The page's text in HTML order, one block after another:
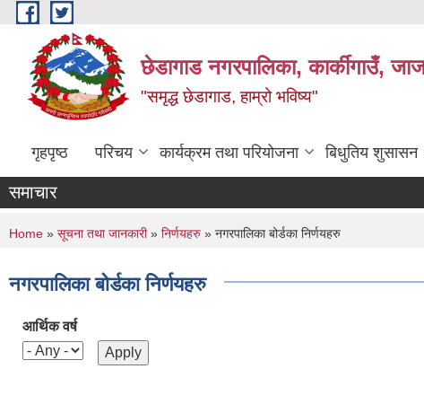
Skip to main content
छेडागाड नगरपालिका, कार्कीगाउँ,
"समृद्ध छेडागाड, हाम्रो भविष्य"
गृहपृष्ठ परिचय कार्यक्रम तथा परियोजना बिधुतिय शुसासन
समाचार
You are here
Home » सूचना तथा जानकारी» निर्णयहरु » नगरपालिका बोर्डका निर्णयहरु
नगरपालिका बोर्डका निर्णयहरु
आर्थिक वर्ष